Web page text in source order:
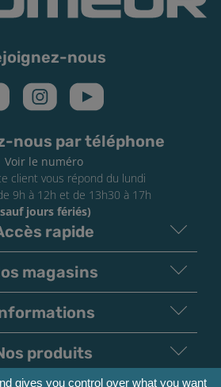
nous
nous par téléphone
Voir le numéro
client vous répond du lundi
9h à 12h et de 13h30 à 17h
jours fériés)
rapide
magasins
produits
gives you control over what you want